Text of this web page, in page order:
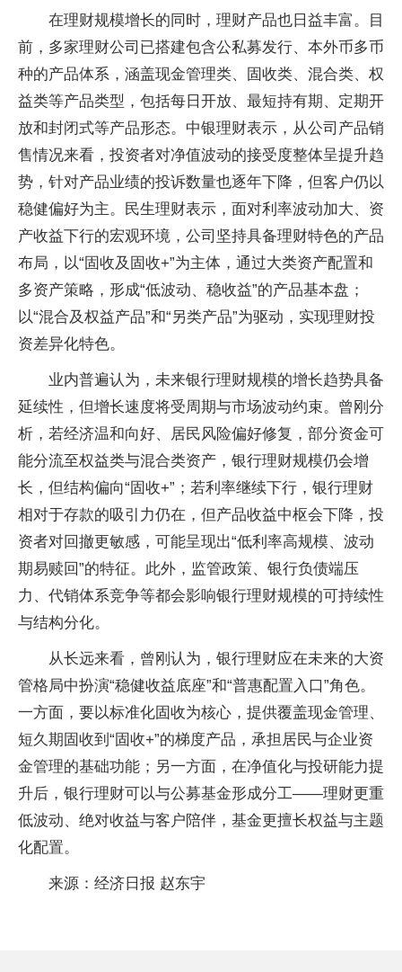
在理财规模增长的同时，理财产品也日益丰富。目
前，多家理财公司已搭建包含公私募发行、本外币多币
种的产品体系，涵盖现金管理类、固收类、混合类、权
益类等产品类型，包括每日开放、最短持有期、定期开
放和封闭式等产品形态。中银理财表示，从公司产品销
售情况来看，投资者对净值波动的接受度整体呈提升趋
势，针对产品业绩的投诉数量也逐年下降，但客户仍以
稳健偏好为主。民生理财表示，面对利率波动加大、资
产收益下行的宏观环境，公司坚持具备理财特色的产品
布局，以“固收及固收+”为主体，通过大类资产配置和
多资产策略，形成“低波动、稳收益”的产品基本盘；
以“混合及权益产品”和“另类产品”为驱动，实现理财投
资差异化特色。
业内普遍认为，未来银行理财规模的增长趋势具备
延续性，但增长速度将受周期与市场波动约束。曾刚分
析，若经济温和向好、居民风险偏好修复，部分资金可
能分流至权益类与混合类资产，银行理财规模仍会增
长，但结构偏向“固收+”；若利率继续下行，银行理财
相对于存款的吸引力仍在，但产品收益中枢会下降，投
资者对回撤更敏感，可能呈现出“低利率高规模、波动
期易赎回”的特征。此外，监管政策、银行负债端压
力、代销体系竞争等都会影响银行理财规模的可持续性
与结构分化。
从长远来看，曾刚认为，银行理财应在未来的大资
管格局中扮演“稳健收益底座”和“普惠配置入口”角色。
一方面，要以标准化固收为核心，提供覆盖现金管理、
短久期固收到“固收+”的梯度产品，承担居民与企业资
金管理的基础功能；另一方面，在净值化与投研能力提
升后，银行理财可以与公募基金形成分工——理财更重
低波动、绝对收益与客户陪伴，基金更擅长权益与主题
化配置。
来源：经济日报 赵东宇